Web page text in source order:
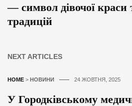
— символ дівочої краси
традицій
NEXT ARTICLES
HOME > НОВИНИ 24 ЖОВТНЯ, 2025
У Городківському